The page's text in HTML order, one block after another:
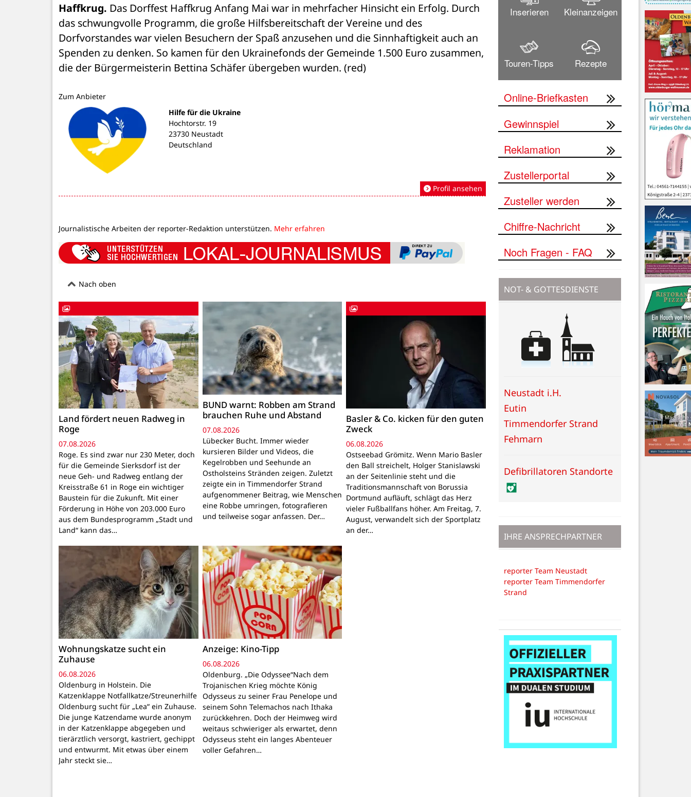
Haffkrug. Das Dorffest Haffkrug Anfang Mai war in mehrfacher Hinsicht ein Erfolg. Durch
das schwungvolle Programm, die große Hilfsbereitschaft der Vereine und des
Dorfvorstandes war vielen Besuchern der Spaß anzusehen und die Sinnhaftigkeit auch an
Spenden zu denken. So kamen für den Ukrainefonds der Gemeinde 1.500 Euro zusammen,
die der Bürgermeisterin Bettina Schäfer übergeben wurden. (red)
Zum Anbieter
Hilfe für die Ukraine
Hochtorstr. 19
23730 Neustadt
Deutschland
Profil ansehen
Journalistische Arbeiten der reporter-Redaktion unterstützen. Mehr erfahren
Nach oben
Land fördert neuen Radweg in
Roge
07.08.2026
Roge. Es sind zwar nur 230 Meter, doch
für die Gemeinde Sierksdorf ist der
neue Geh- und Radweg entlang der
Kreisstraße 61 in Roge ein wichtiger
Baustein für die Zukunft. Mit einer
Förderung in Höhe von 203.000 Euro
aus dem Bundesprogramm „Stadt und
Land“ kann das…
BUND warnt: Robben am Strand
brauchen Ruhe und Abstand
07.08.2026
Lübecker Bucht. Immer wieder
kursieren Bilder und Videos, die
Kegelrobben und Seehunde an
Ostholsteins Stränden zeigen. Zuletzt
zeigte ein in Timmendorfer Strand
aufgenommener Beitrag, wie Menschen
eine Robbe umringen, fotografieren
und teilweise sogar anfassen. Der…
Basler & Co. kicken für den guten
Zweck
06.08.2026
Ostseebad Grömitz. Wenn Mario Basler
den Ball streichelt, Holger Stanislawski
an der Seitenlinie steht und die
Traditionsmannschaft von Borussia
Dortmund aufläuft, schlägt das Herz
vieler Fußballfans höher. Am Freitag, 7.
August, verwandelt sich der Sportplatz
an der…
Wohnungskatze sucht ein
Zuhause
06.08.2026
Oldenburg in Holstein. Die
Katzenklappe Notfallkatze/Streunerhilfe
Oldenburg sucht für „Lea“ ein Zuhause.
Die junge Katzendame wurde anonym
in der Katzenklappe abgegeben und
tierärztlich versorgt, kastriert, gechippt
und entwurmt. Mit etwas über einem
Jahr steckt sie…
Anzeige: Kino-Tipp
06.08.2026
Oldenburg. „Die Odyssee“Nach dem
Trojanischen Krieg möchte König
Odysseus zu seiner Frau Penelope und
seinem Sohn Telemachos nach Ithaka
zurückkehren. Doch der Heimweg wird
weitaus schwieriger als erwartet, denn
Odysseus steht ein langes Abenteuer
voller Gefahren…
Inserieren Kleinanzeigen
Touren-Tipps Rezepte
Online-Briefkasten
Gewinnspiel
Reklamation
Zustellerportal
Zusteller werden
Chiffre-Nachricht
Noch Fragen - FAQ
NOT- & GOTTESDIENSTE
Neustadt i.H.
Eutin
Timmendorfer Strand
Fehmarn
Defibrillatoren Standorte
IHRE ANSPRECHPARTNER
reporter Team Neustadt
reporter Team Timmendorfer
Strand